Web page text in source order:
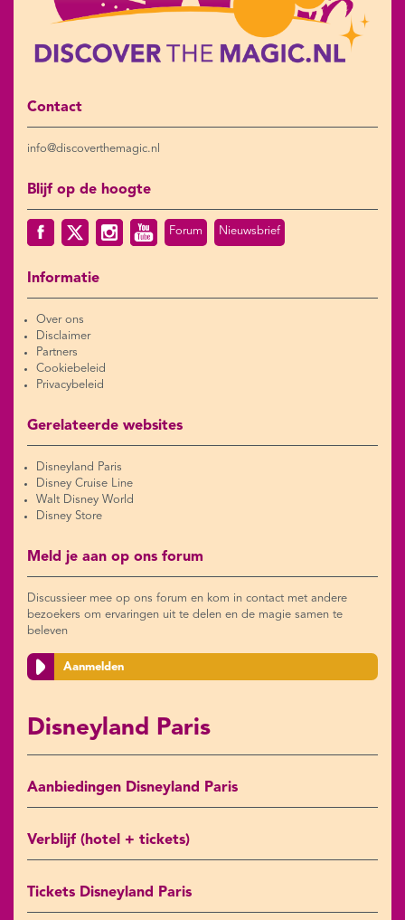
Contact
info@discoverthemagic.nl
Blijf op de hoogte
Forum Nieuwsbrief
Informatie
Over ons
Disclaimer
Partners
Cookiebeleid
Privacybeleid
Gerelateerde websites
Disneyland Paris
Disney Cruise Line
Walt Disney World
Disney Store
Meld je aan op ons forum
Discussieer mee op ons forum en kom in contact met andere
bezoekers om ervaringen uit te delen en de magie samen te
beleven
Aanmelden
Disneyland Paris
Aanbiedingen Disneyland Paris
Verblijf (hotel + tickets)
Tickets Disneyland Paris